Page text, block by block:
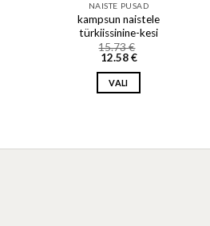
NAISTE PUSAD
kampsun naistele
türkiissinine-kesi
15.73€
12.58€
VALI
multiple